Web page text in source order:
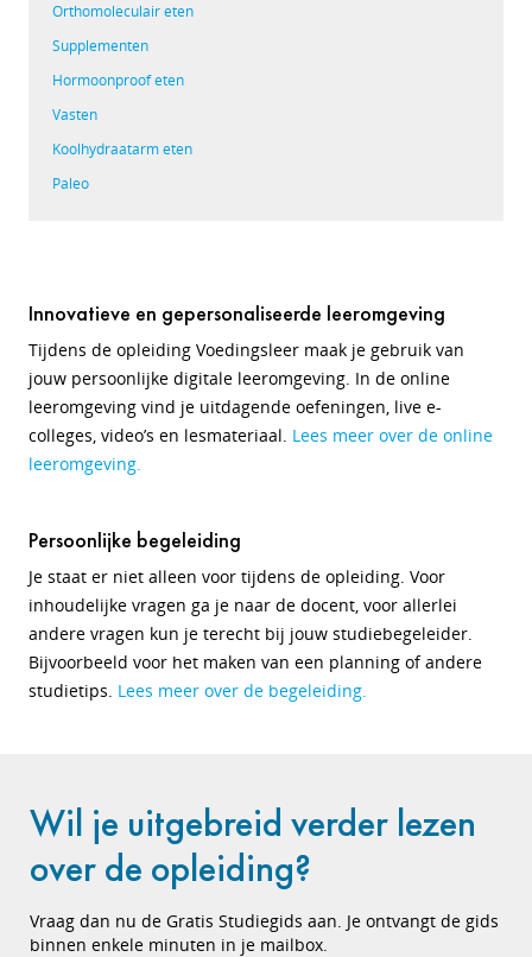
Orthomoleculair eten
Supplementen
Hormoonproof eten
Vasten
Koolhydraatarm eten
Paleo
Innovatieve en gepersonaliseerde leeromgeving
Tijdens de opleiding Voedingsleer maak je gebruik van
jouw persoonlijke digitale leeromgeving. In de online
leeromgeving vind je uitdagende oefeningen, live e-
colleges, video’s en lesmateriaal. Lees meer over de online
leeromgeving.
Persoonlijke begeleiding
Je staat er niet alleen voor tijdens de opleiding. Voor
inhoudelijke vragen ga je naar de docent, voor allerlei
andere vragen kun je terecht bij jouw studiebegeleider.
Bijvoorbeeld voor het maken van een planning of andere
studietips. Lees meer over de begeleiding.
Wil je uitgebreid verder lezen
over de opleiding?
Vraag dan nu de Gratis Studiegids aan. Je ontvangt de gids
binnen enkele minuten in je mailbox.